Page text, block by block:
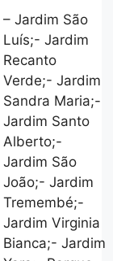
– Jardim São
Luís;- Jardim
Recanto
Verde;- Jardim
Sandra Maria;-
Jardim Santo
Alberto;-
Jardim São
João;- Jardim
Tremembé;-
Jardim Virginia
Bianca;- Jardim